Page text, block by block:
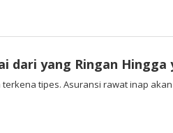
dari yang Ringan Hingga
tipes. Asuransi rawat inap